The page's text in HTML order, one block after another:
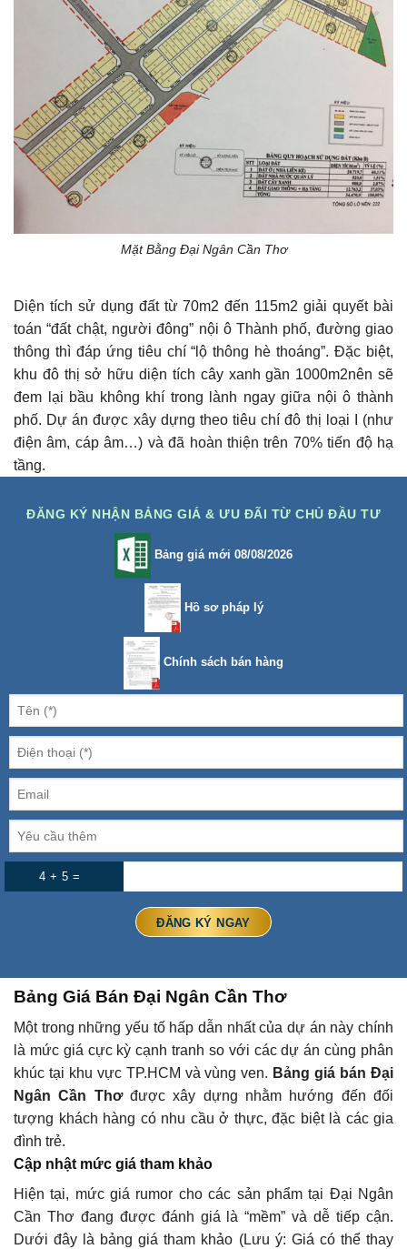
Mặt Bằng Đại Ngân Cần Thơ
Diện tích sử dụng đất từ 70m2 đến 115m2 giải quyết bài
toán “đất chật, người đông” nội ô Thành phố, đường giao
thông thì đáp ứng tiêu chí “lộ thông hè thoáng”. Đặc biệt,
khu đô thị sở hữu diện tích cây xanh gần 1000m2nên sẽ
đem lại bầu không khí trong lành ngay giữa nội ô thành
phố. Dự án được xây dựng theo tiêu chí đô thị loại I (như
điện âm, cáp âm…) và đã hoàn thiện trên 70% tiến độ hạ
tầng.
ĐĂNG KÝ NHẬN BẢNG GIÁ & ƯU ĐÃI TỪ CHỦ ĐẦU TƯ
Bảng giá mới 08/08/2026
Hồ sơ pháp lý
Chính sách bán hàng
4 + 5 =
Bảng Giá Bán Đại Ngân Cần Thơ
Một trong những yếu tố hấp dẫn nhất của dự án này chính
là mức giá cực kỳ cạnh tranh so với các dự án cùng phân
khúc tại khu vực TP.HCM và vùng ven. Bảng giá bán Đại
Ngân Cần Thơđược xây dựng nhằm hướng đến đối
tượng khách hàng có nhu cầu ở thực, đặc biệt là các gia
đình trẻ.
Cập nhật mức giá tham khảo
Hiện tại, mức giá rumor cho các sản phẩm tại Đại Ngân
Cần Thơ đang được đánh giá là “mềm” và dễ tiếp cận.
Dưới đây là bảng giá tham khảo (Lưu ý: Giá có thể thay